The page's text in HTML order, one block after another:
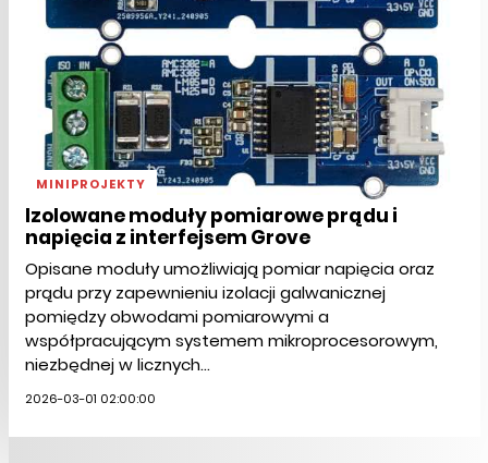
MINIPROJEKTY
Izolowane moduły pomiarowe prądu i
napięcia z interfejsem Grove
Opisane moduły umożliwiają pomiar napięcia oraz
prądu przy zapewnieniu izolacji galwanicznej
pomiędzy obwodami pomiarowymi a
współpracującym systemem mikroprocesorowym,
niezbędnej w licznych...
2026-03-01 02:00:00